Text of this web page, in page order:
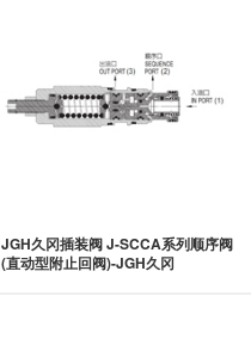
JGH久冈插装阀 J-SCCA系列顺序阀
(直动型附止回阀)-JGH久冈